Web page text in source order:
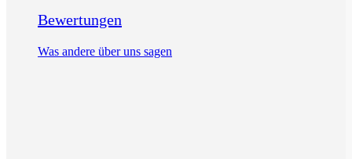
Bewertungen
Was andere über uns sagen